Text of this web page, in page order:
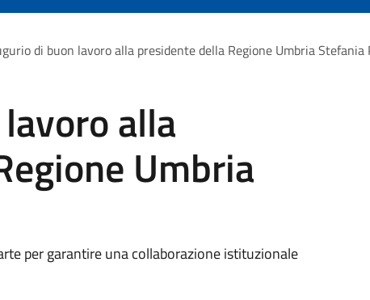
di buon lavoro alla presidente della Regione Umbria
alla
Umbria
per garantire una collaborazione istituzionale